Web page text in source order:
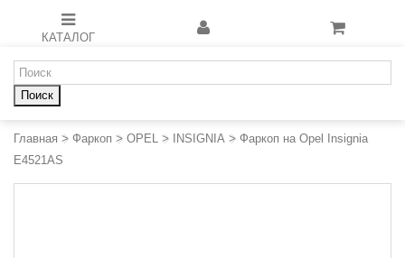
КАТАЛОГ
Поиск
Главная > Фаркоп > OPEL > INSIGNIA > Фаркоп на Opel Insignia
E4521AS